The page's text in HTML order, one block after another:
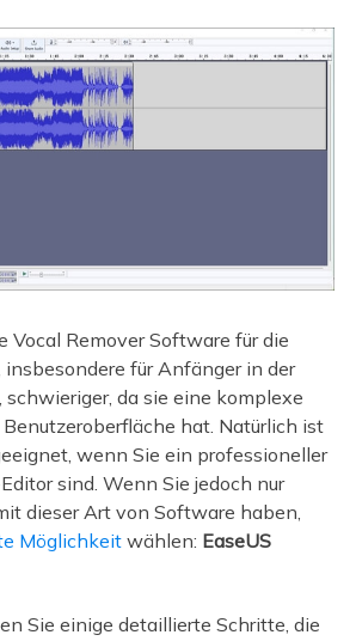
Vocal Remover Software für die
insbesondere für Anfänger in der
schwieriger, da sie eine komplexe
hat. Natürlich ist
wenn Sie ein professioneller
sind. Wenn Sie jedoch nur
dieser Art von Software haben,
Möglichkeitwählen: EaseUS
Sie einige detaillierte Schritte, die